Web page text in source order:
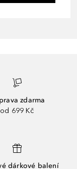
zdarma
od 699 Kč
dárkové balení